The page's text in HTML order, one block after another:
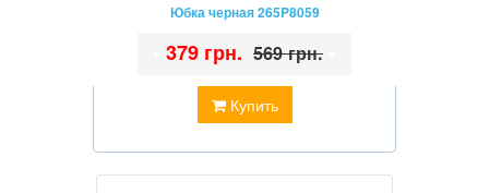
Юбка черная 265P8059
Купить
379 грн. 569 грн.